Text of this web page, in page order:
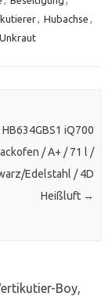
, Hubachse ,
Unkraut
iQ700
/ A+ / 71 l /
Edelstahl / 4D
Heißluft →
Boy,